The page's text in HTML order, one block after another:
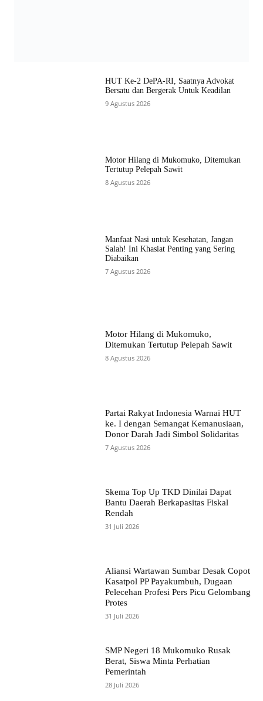
HUT Ke-2 DePA-RI, Saatnya Advokat
Bersatu dan Bergerak Untuk Keadilan
9 Agustus 2026
Motor Hilang di Mukomuko, Ditemukan
Tertutup Pelepah Sawit
8 Agustus 2026
Manfaat Nasi untuk Kesehatan, Jangan
Salah! Ini Khasiat Penting yang Sering
Diabaikan
7 Agustus 2026
Motor Hilang di Mukomuko,
Ditemukan Tertutup Pelepah Sawit
8 Agustus 2026
Partai Rakyat Indonesia Warnai HUT
ke. I dengan Semangat Kemanusiaan,
Donor Darah Jadi Simbol Solidaritas
7 Agustus 2026
Skema Top Up TKD Dinilai Dapat
Bantu Daerah Berkapasitas Fiskal
Rendah
31 Juli 2026
Aliansi Wartawan Sumbar Desak Copot
Kasatpol PP Payakumbuh, Dugaan
Pelecehan Profesi Pers Picu Gelombang
Protes
31 Juli 2026
SMP Negeri 18 Mukomuko Rusak
Berat, Siswa Minta Perhatian
Pemerintah
28 Juli 2026